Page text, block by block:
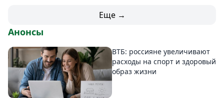
Еще →
Анонсы
ВТБ: россияне увеличивают
расходы на спорт и здоровый
образ жизни